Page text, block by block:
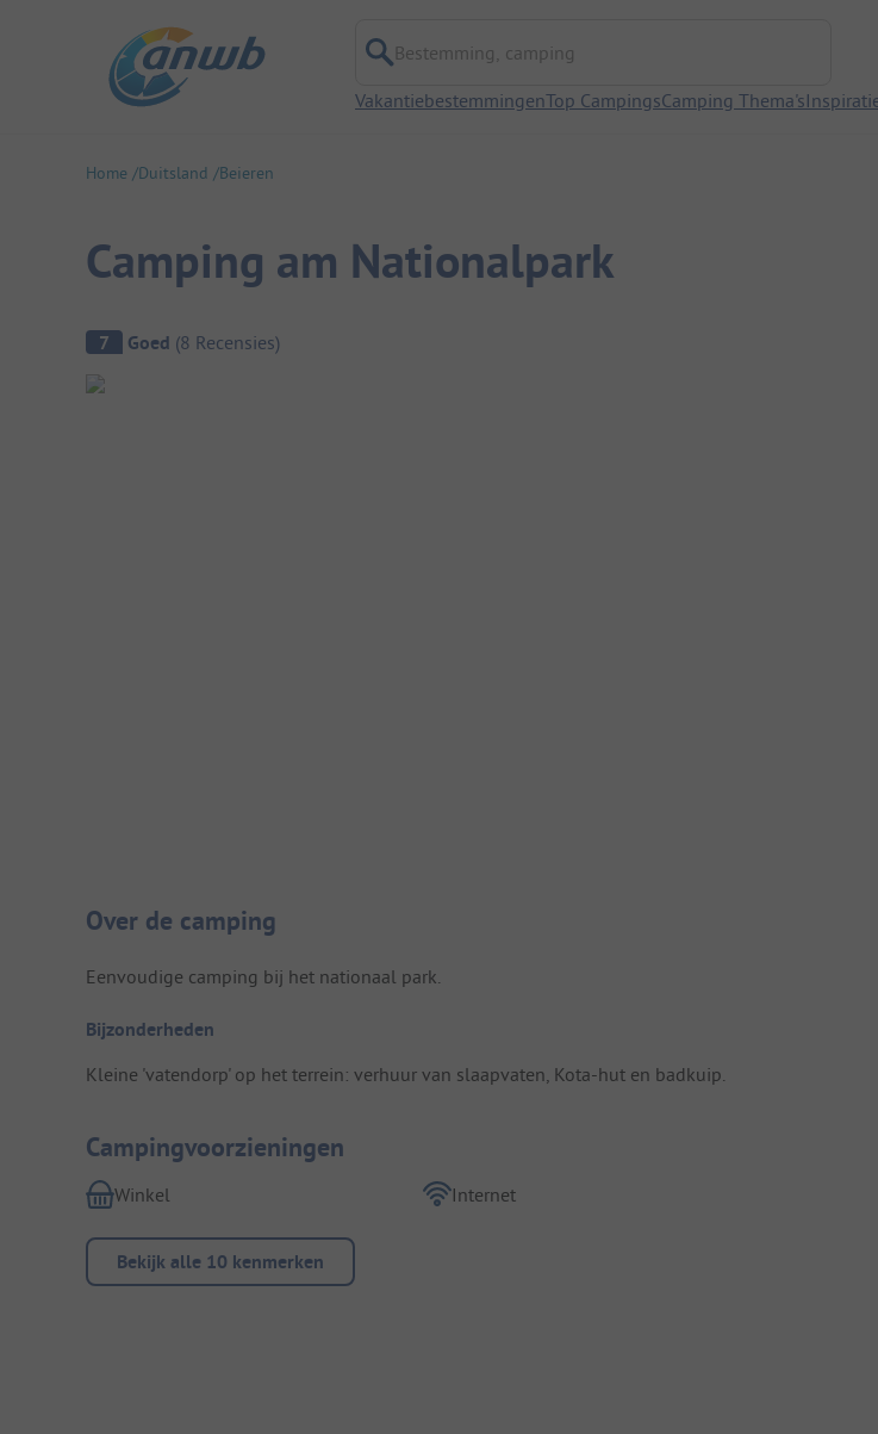
Bestemming, camping
VakantiebestemmingenTop CampingsCamping Thema's
Home Duitsland Beieren
Camping am Nationalpark
Camping overzicht
7 Goed (8 Recensies)
Camping introductie
Over de camping
Eenvoudige camping bij het nationaal park.
Bijzonderheden
Kleine 'vatendorp' op het terrein: verhuur van slaapvaten, Kota-hut en badkuip.
Campingvoorzieningen
Winkel Internet
Bekijk alle 10 kenmerken